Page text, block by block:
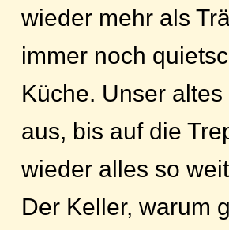
wieder mehr als
immer noch
Küche. Unser
aus, bis auf die
wieder alles so
Der Keller, warum